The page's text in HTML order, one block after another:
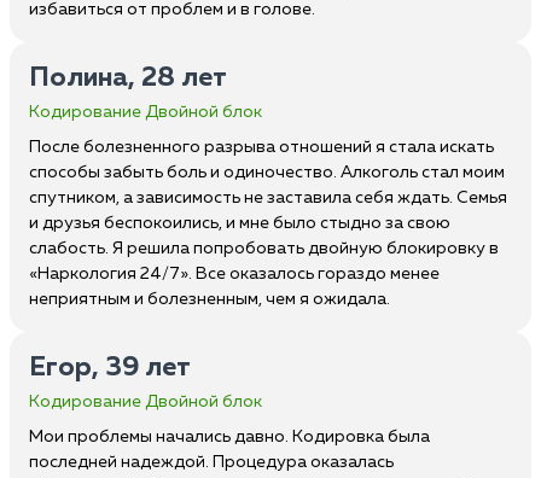
избавиться от проблем и в голове.
Полина, 28 лет
Кодирование Двойной блок
После болезненного разрыва отношений я стала искать
способы забыть боль и одиночество. Алкоголь стал моим
спутником, а зависимость не заставила себя ждать. Семья
и друзья беспокоились, и мне было стыдно за свою
слабость. Я решила попробовать двойную блокировку в
«Наркология 24/7». Все оказалось гораздо менее
неприятным и болезненным, чем я ожидала.
Егор, 39 лет
Кодирование Двойной блок
Мои проблемы начались давно. Кодировка была
последней надеждой. Процедура оказалась